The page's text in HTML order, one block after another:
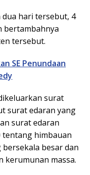
hari tersebut, 4
bertambahnya
tersebut.
SE Penundaan
surat
surat edaran yang
surat edaran
tentang himbauan
besar dan
kerumunan massa.